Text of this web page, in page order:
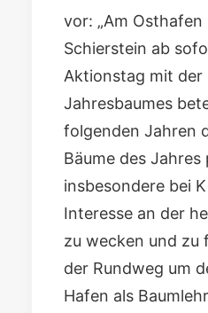
vor: „Am
Schierstein ab
Aktionstag mit der
Jahresbaumes
folgenden Jahren
Bäume des Jahres
insbesondere bei
Interesse an der
zu wecken und zu
der Rundweg um
Hafen als